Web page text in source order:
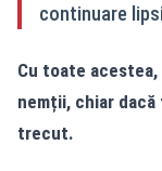
continuare
Cu toate
nemții, chiar
trecut.